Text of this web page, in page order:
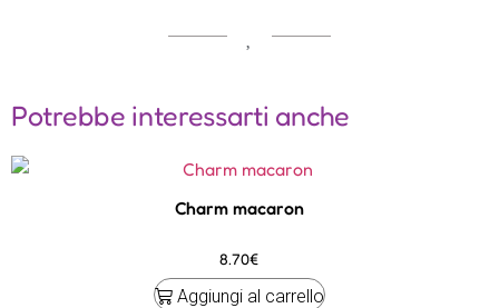
Potrebbe interessarti anche
Charm macaron
8.70€
Aggiungi al carrello